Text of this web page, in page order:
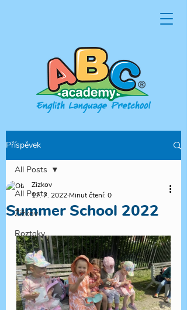
Příspěvek
All Posts
Žižkov
Roztoky
All Posts
Summer School 2022
Zizkov
17. 7. 2022 Minut čtení: 0